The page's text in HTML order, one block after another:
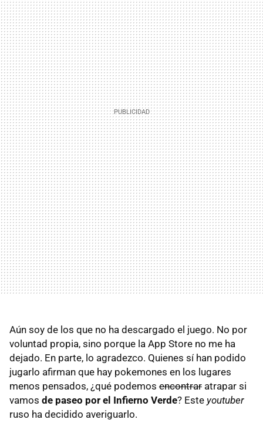
Aún soy de los que no ha descargado el juego. No por
voluntad propia, sino porque la App Store no me ha
dejado. En parte, lo agradezco. Quienes sí han podido
jugarlo afirman que hay pokemones en los lugares
menos pensados, ¿qué podemos encontrar atrapar si
vamos de paseo por el Infierno Verde? Este youtuber
ruso ha decidido averiguarlo.